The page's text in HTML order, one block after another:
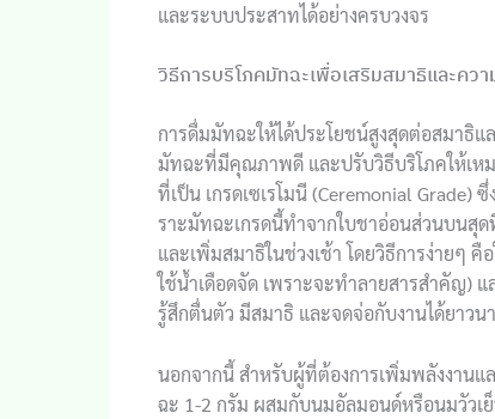
และระบบประสาทได้อย่างครบวงจร
วิธีการบริโภคมัทฉะเพื่อเสริมสมาธิและควา
การดื่มมัทฉะให้ได้ประโยชน์สูงสุดต่อสมาธิแ
มัทฉะที่มีคุณภาพดี และปรับวิธีบริโภคให้เห
ที่เป็น เกรดเซเรโมนี (Ceremonial
ราะมัทฉะเกรดนี้ทำจากใบชาอ่อนส่วนบนสุ
และเพิ่มสมาธิในช่วงเช้า โดยวิธีการง่ายๆ
ใช้น้ำเดือดจัด เพราะจะทำลายสารสำคัญ)
รู้สึกตื่นตัว มีสมาธิ และจดจ่อกับงานได้ยาวน
นอกจากนี้ สำหรับผู้ที่ต้องการเพิ่มพลังงาน
ฉะ 1-2 กรัม ผสมกับนมอัลมอนด์หรือนมวัวเ